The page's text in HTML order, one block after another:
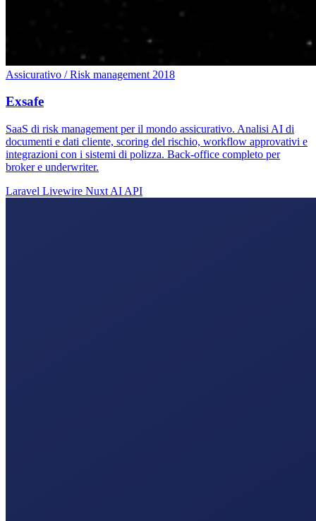
Assicurativo / Risk management 2018
Exsafe
SaaS di risk management per il mondo assicurativo. Analisi AI di
documenti e dati cliente, scoring del rischio, workflow approvativi e
integrazioni con i sistemi di polizza. Back-office completo per
broker e underwriter.
Laravel Livewire Nuxt AI API